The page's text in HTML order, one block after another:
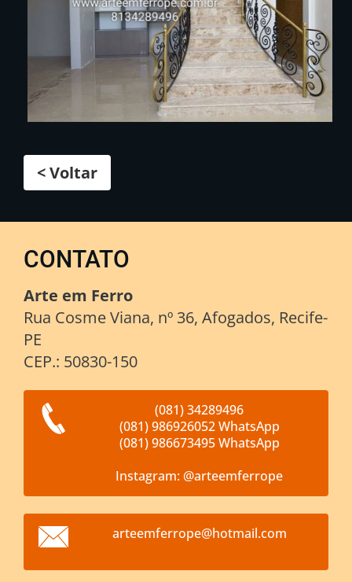
< Voltar
CONTATO
Arte em Ferro
Rua Cosme Viana, nº 36, Afogados, Recife-
PE
CEP.: 50830-150
(081) 34289496
(081) 986926052 WhatsApp
(081) 986673495 WhatsApp
Instagram: @arteemferrope
arteemferrope@hotmail.com